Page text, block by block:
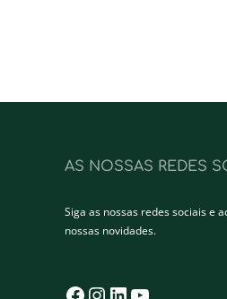
AS NOSSAS REDES
Siga as nossas redes sociais e
nossas novidades.
Facebook
Instagram
LinkedIn